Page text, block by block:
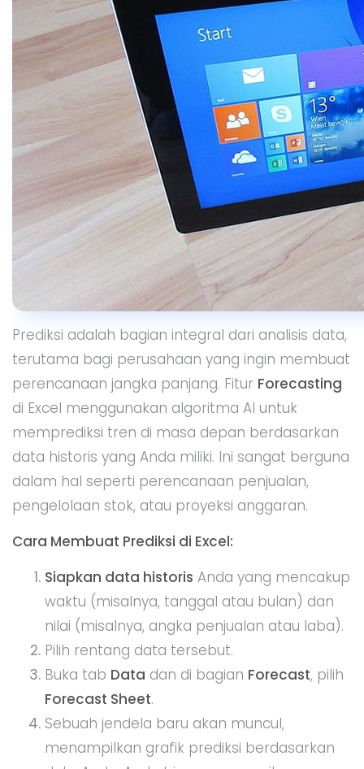
memprediksi tren di masa depan berdasarkan
data historis yang Anda miliki. Ini sangat berguna
dalam hal seperti perencanaan penjualan,
pengelolaan stok, atau proyeksi anggaran.
Cara Membuat Prediksi di Excel:
Siapkan data historis Anda yang mencakup
waktu (misalnya, tanggal atau bulan) dan
nilai (misalnya, angka penjualan atau laba).
Pilih rentang data tersebut.
dan di bagian Forecast , pilih
Forecast Sheet
Sebuah jendela baru akan muncul,
menampilkan grafik prediksi berdasarkan
data Anda. Anda bisa menyesuaikan
parameter, seperti panjang periode
prediksi dan model prediksi (linear atau
eksponensial).
KlikCreateuntuk menyelesaikan prediksi,
dan Excel akan menambahkan prediksi tren
ke lembar kerja Anda, bersama dengan
Mudah digunakan: Anda tidak perlu menjadi
ahli statistik untuk menggunakan fitur ini.
Pengambilan keputusan yang lebih baik
Prediksi membantu Anda membuat
keputusan yang lebih berdasarkan data,
seperti kapan waktu terbaik untuk
meningkatkan produksi atau menurunkan